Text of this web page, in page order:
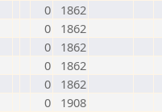
0
1862
0
1862
0
1862
0
1862
0
1862
0 1908